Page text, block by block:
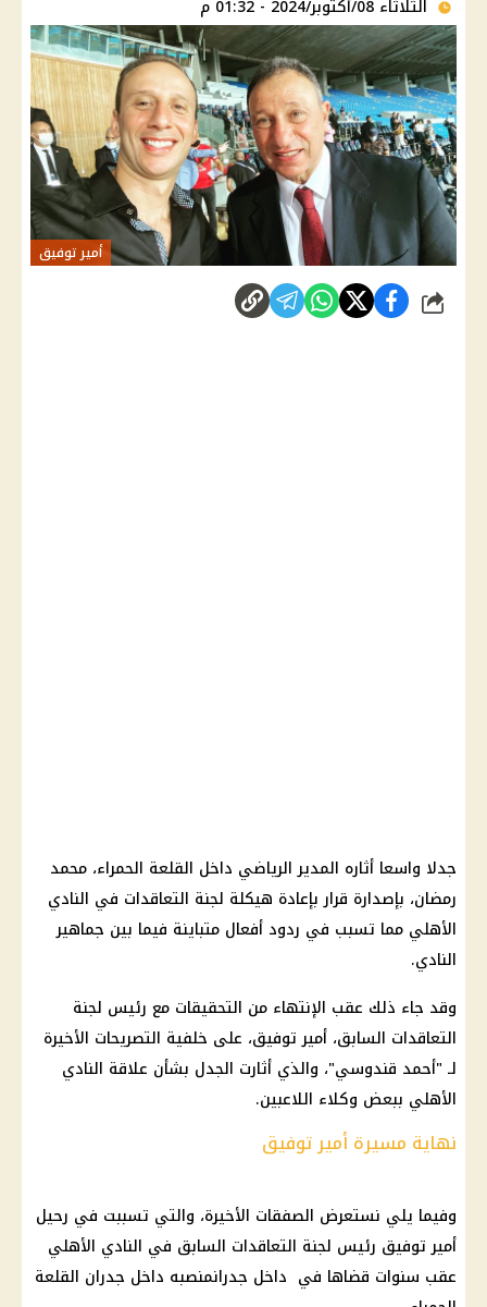
الثلاثاء 08/أكتوبر/2024 - 01:32 م
أمير توفيق
شارك
جدلا واسعا أثاره المدير الرياضي داخل القلعة الحمراء، محمد
رمضان، بإصدارة قراربإعادة هيكلة لجنة التعاقدات في النادي
الأهلي مما تسبب في ردود أفعال متباينة فيما بين جماهير
النادي.
وقد جاء ذلك عقب الإنتهاء من التحقيقات مع رئيس لجنة
التعاقدات السابق، أمير توفيق، على خلفية التصريحات الأخيرة
لـ "أحمد قندوسي"، والذي أثارت الجدل بشأن علاقة النادي
الأهلي ببعض وكلاء اللاعبين.
نهاية مسيرة أمير توفيق
وفيما يلي نستعرض الصفقات الأخيرة، والتي تسببت في رحيل
أمير توفيق رئيس لجنة التعاقدات السابق في النادي الأهلي
عقب سنوات قضاها في داخل جدرانمنصبه داخل جدران القلعة